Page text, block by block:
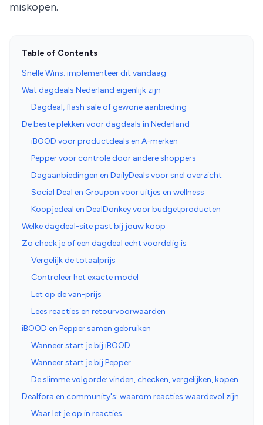
miskopen.
Table of Contents
Snelle Wins: implementeer dit vandaag
Wat dagdeals Nederland eigenlijk zijn
Dagdeal, flash sale of gewone aanbieding
De beste plekken voor dagdeals in Nederland
iBOOD voor productdeals en A-merken
Pepper voor controle door andere shoppers
Dagaanbiedingen en DailyDeals voor snel overzicht
Social Deal en Groupon voor uitjes en wellness
Koopjedeal en DealDonkey voor budgetproducten
Welke dagdeal-site past bij jouw koop
Zo check je of een dagdeal echt voordelig is
Vergelijk de totaalprijs
Controleer het exacte model
Let op de van-prijs
Lees reacties en retourvoorwaarden
iBOOD en Pepper samen gebruiken
Wanneer start je bij iBOOD
Wanneer start je bij Pepper
De slimme volgorde: vinden, checken, vergelijken, kopen
Dealfora en community's: waarom reacties waardevol zijn
Waar let je op in reacties